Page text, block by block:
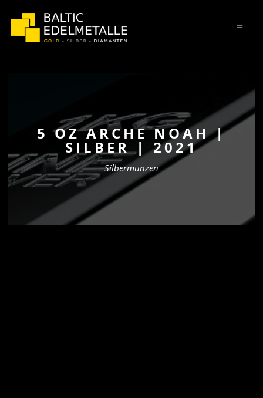
=
5 OZ ARCHE NOAH |
SILBER | 2021
Silbermünzen